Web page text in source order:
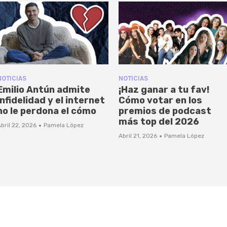
Antún admite
y el internet
le perdona el cómo
22, 2026 · Pamela López
NOTICIAS
¡Haz ganar a tu fav!
Cómo votar en los
premios de podcast
más top del 2026
Abril 21, 2026 · Pamela López